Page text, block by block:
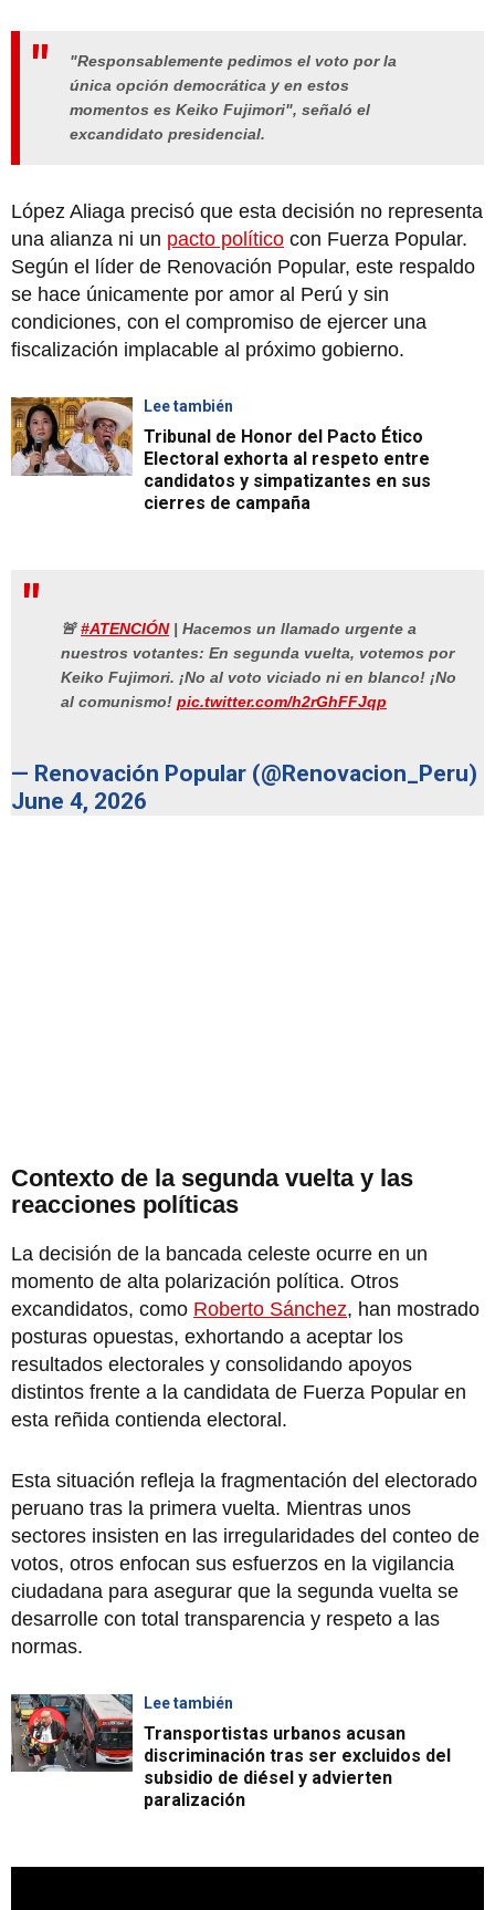
"Responsablemente pedimos el voto por la
única opción democrática y en estos
momentos es Keiko Fujimori", señaló el
excandidato presidencial.
López Aliaga precisó que esta decisión no representa
una alianza ni un pacto político con Fuerza Popular.
Según el líder de Renovación Popular, este respaldo
se hace únicamente por amor al Perú y sin
condiciones, con el compromiso de ejercer una
fiscalización implacable al próximo gobierno.
Lee también
Tribunal de Honor del Pacto Ético
Electoral exhorta al respeto entre
candidatos y simpatizantes en sus
cierres de campaña
🚨#ATENCIÓN| Hacemos un llamado urgente a
nuestros votantes: En segunda vuelta, votemos por
Keiko Fujimori. ¡No al voto viciado ni en blanco! ¡No
al comunismo! pic.twitter.com/h2rGhFFJqp
— Renovación Popular (@Renovacion_Peru)
June 4, 2026
Contexto de la segunda vuelta y las
reacciones políticas
La decisión de la bancada celeste ocurre en un
momento de alta polarización política. Otros
excandidatos, como Roberto Sánchez, han mostrado
posturas opuestas, exhortando a aceptar los
resultados electorales y consolidando apoyos
distintos frente a la candidata de Fuerza Popular en
esta reñida contienda electoral.
Esta situación refleja la fragmentación del electorado
peruano tras la primera vuelta. Mientras unos
sectores insisten en las irregularidades del conteo de
votos, otros enfocan sus esfuerzos en la vigilancia
ciudadana para asegurar que la segunda vuelta se
desarrolle con total transparencia y respeto a las
normas.
Lee también
Transportistas urbanos acusan
discriminación tras ser excluidos del
subsidio de diésel y advierten
paralización